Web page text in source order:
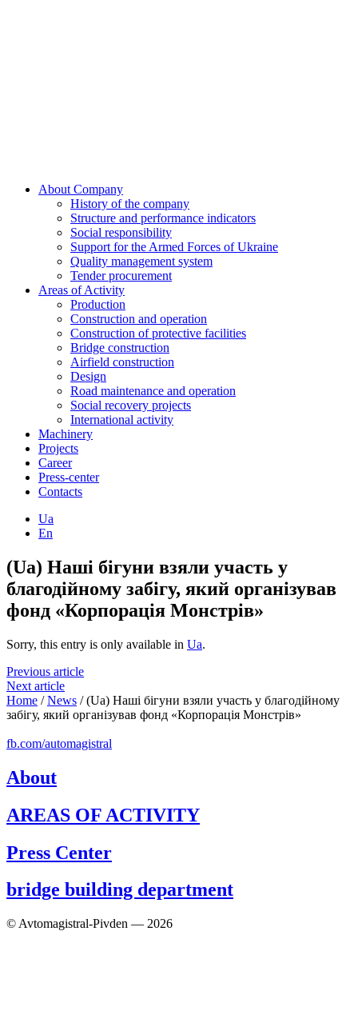
About Company
History of the company
Structure and performance indicators
Social responsibility
Support for the Armed Forces of Ukraine
Quality management system
Tender procurement
Areas of Activity
Production
Construction and operation
Construction of protective facilities
Bridge construction
Airfield construction
Design
Road maintenance and operation
Social recovery projects
International activity
Machinery
Projects
Career
Press-center
Contacts
Ua
En
(Ua) Наші бігуни взяли участь у
благодійному забігу, який організував
фонд «Корпорація Монстрів»
Sorry, this entry is only available in Ua.
Previous article
Next article
Home / News / (Ua) Наші бігуни взяли участь у благодійному
забігу, який організував фонд «Корпорація Монстрів»
fb.com/automagistral
About
AREAS OF ACTIVITY
Press Center
bridge building department
© Avtomagistral-Pivden — 2026